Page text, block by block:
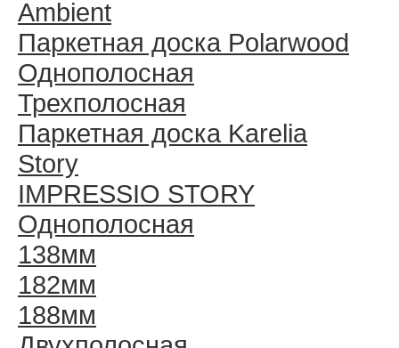
Ambient
Паркетная доска Polarwood
Однополосная
Трехполосная
Паркетная доска Karelia
Story
IMPRESSIO STORY
Однополосная
138мм
182мм
188мм